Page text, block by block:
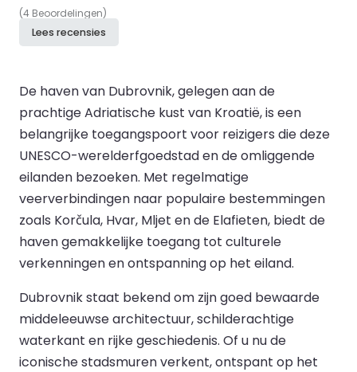
(4 Beoordelingen)
Lees recensies
De haven van Dubrovnik, gelegen aan de
prachtige Adriatische kust van Kroatië, is een
belangrijke toegangspoort voor reizigers die deze
UNESCO-werelderfgoedstad en de omliggende
eilanden bezoeken. Met regelmatige
veerverbindingen naar populaire bestemmingen
zoals Korčula, Hvar, Mljet en de Elafieten, biedt de
haven gemakkelijke toegang tot culturele
verkenningen en ontspanning op het eiland.
Dubrovnik staat bekend om zijn goed bewaarde
middeleeuwse architectuur, schilderachtige
waterkant en rijke geschiedenis. Of u nu de
iconische stadsmuren verkent, ontspant op het